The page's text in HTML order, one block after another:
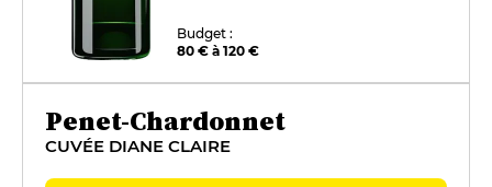
Budget :
80 € à 120 €
Penet-Chardonnet
CUVÉE DIANE CLAIRE